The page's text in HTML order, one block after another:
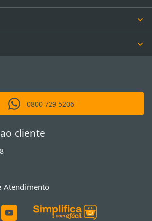
de alta pressão? Aproveite para conferir
deprodutos de limpezaque, além de
sua casa!
0800 729 5206
cliente
Atendimento